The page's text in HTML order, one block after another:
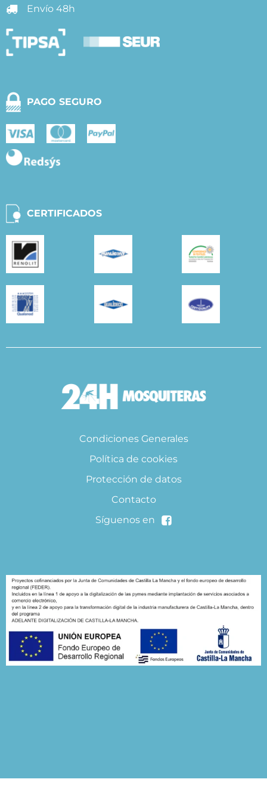
Envío 48h
PAGO SEGURO
CERTIFICADOS
Condiciones Generales
Política de cookies
Protección de datos
Contacto
Síguenos en